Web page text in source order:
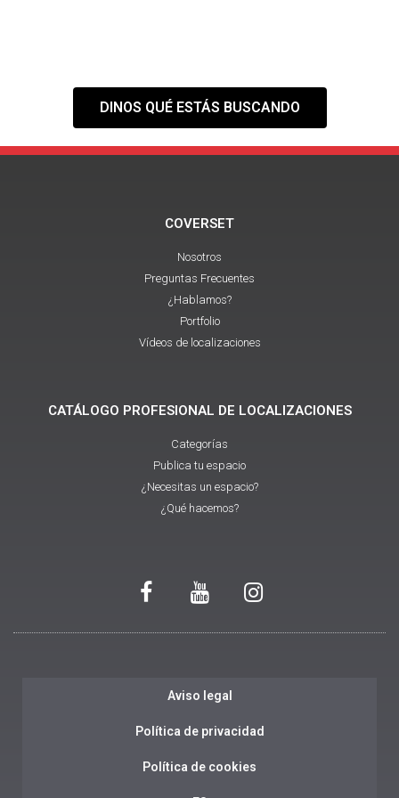
DINOS QUÉ ESTÁS BUSCANDO
COVERSET
Nosotros
Preguntas Frecuentes
¿Hablamos?
Portfolio
Vídeos de localizaciones
CATÁLOGO PROFESIONAL DE LOCALIZACIONES
Categorías
Publica tu espacio
¿Necesitas un espacio?
¿Qué hacemos?
Aviso legal
Política de privacidad
Política de cookies